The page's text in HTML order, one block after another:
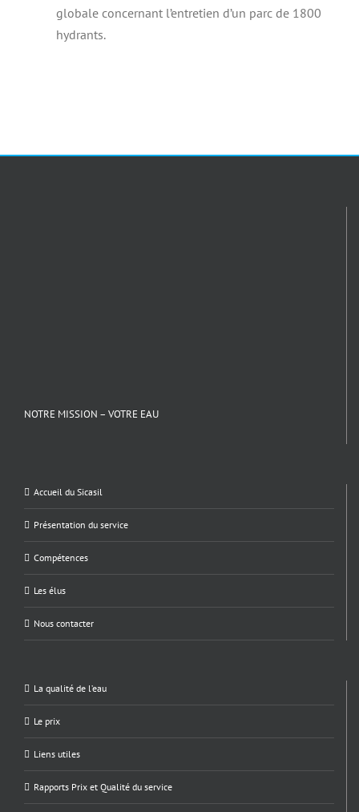
globale concernant l’entretien d’un parc de 1800
hydrants.
NOTRE MISSION – VOTRE EAU
Accueil du Sicasil
Présentation du service
Compétences
Les élus
Nous contacter
La qualité de l’eau
Le prix
Liens utiles
Rapports Prix et Qualité du service